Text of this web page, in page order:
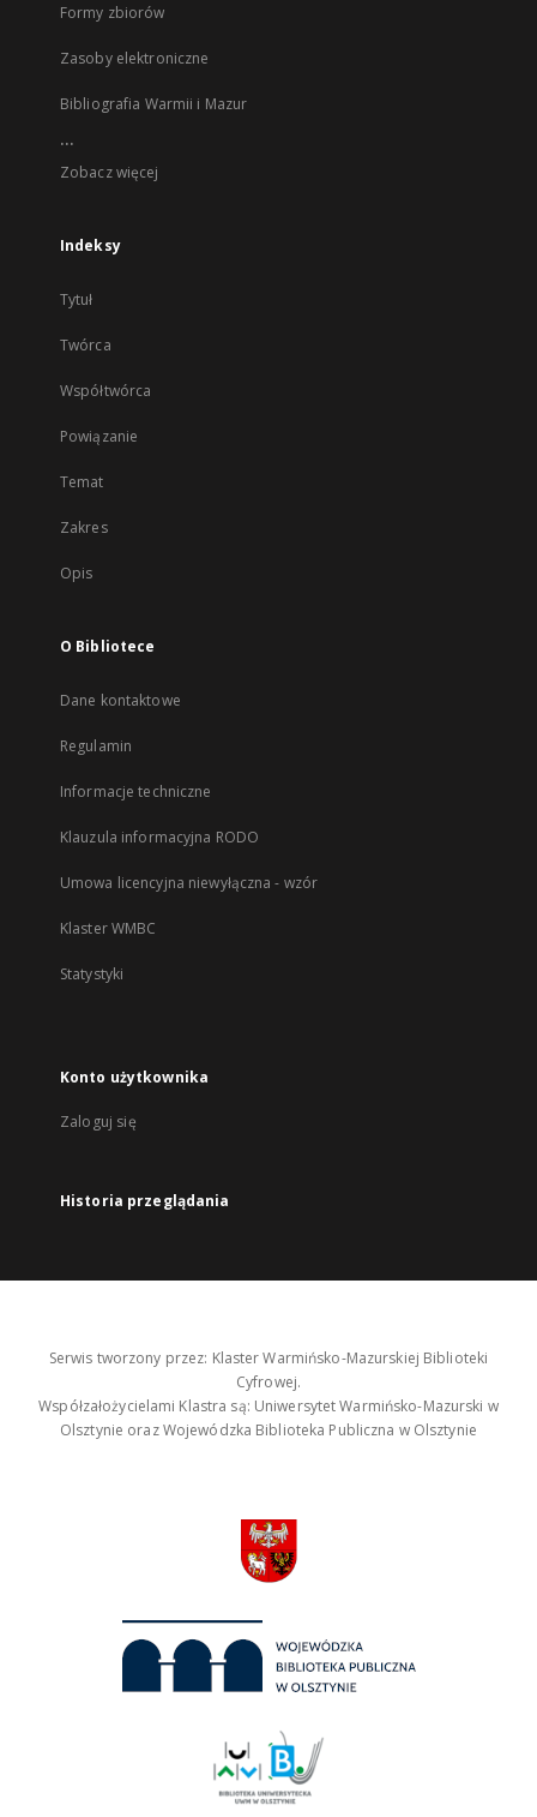
Formy zbiorów
Zasoby elektroniczne
Bibliografia Warmii i Mazur
...
Zobacz więcej
Indeksy
Tytuł
Twórca
Współtwórca
Powiązanie
Temat
Zakres
Opis
O Bibliotece
Dane kontaktowe
Regulamin
Informacje techniczne
Klauzula informacyjna RODO
Umowa licencyjna niewyłączna - wzór
Klaster WMBC
Statystyki
Konto użytkownika
Zaloguj się
Historia przeglądania
Serwis tworzony przez: Klaster Warmińsko-Mazurskiej Biblioteki
Cyfrowej.
Współzałożycielami Klastra są: Uniwersytet Warmińsko-Mazurski w
Olsztynie oraz Wojewódzka Biblioteka Publiczna w Olsztynie